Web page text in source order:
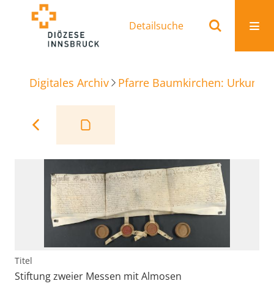
Detailsuche
Digitales Archiv Pfarre Baumkirchen:
Titel
Stiftung zweier Messen mit Almosen